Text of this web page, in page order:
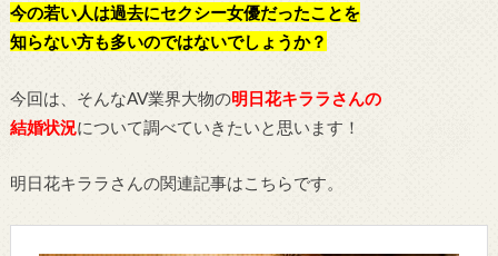
今の若い人は過去にセクシー女優だったことを
知らない方も多いのではないでしょうか？
今回は、そんなAV業界大物の明日花キララさんの
結婚状況について調べていきたいと思います！
明日花キララさんの関連記事はこちらです。